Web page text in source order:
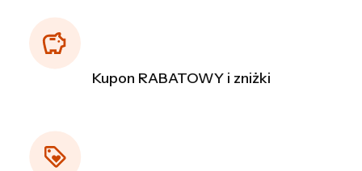
Kupon RABATOWY i zniżki